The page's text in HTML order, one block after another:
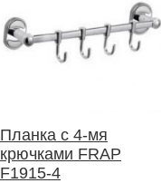
Планка с 4-мя
крючками FRAP
F1915-4